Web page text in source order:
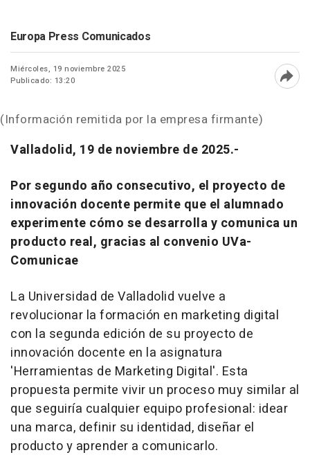
Europa Press Comunicados
Miércoles, 19 noviembre 2025
Publicado: 13:20
(Información remitida por la empresa firmante)
Valladolid, 19 de noviembre de 2025.-
Por segundo año consecutivo, el proyecto de
innovación docente permite que el alumnado
experimente cómo se desarrolla y comunica un
producto real, gracias al convenio UVa-
Comunicae
La Universidad de Valladolid vuelve a
revolucionar la formación en marketing digital
con la segunda edición de su proyecto de
innovación docente en la asignatura
'Herramientas de Marketing Digital'. Esta
propuesta permite vivir un proceso muy similar al
que seguiría cualquier equipo profesional: idear
una marca, definir su identidad, diseñar el
producto y aprender a comunicarlo.